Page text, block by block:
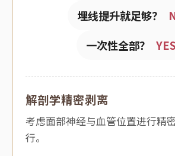
埋线提升就足够？
一次性全部？
解剖学精密剥离
考虑面部神经与血管位置进行精
行。